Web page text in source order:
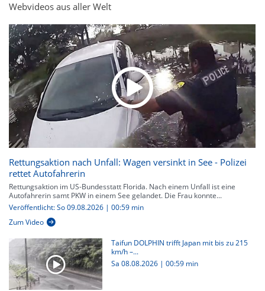
Webvideos aus aller Welt
Rettungsaktion nach Unfall: Wagen versinkt in See - Polizei
rettet Autofahrerin
Rettungsaktion im US-Bundesstatt Florida. Nach einem Unfall ist eine
Autofahrerin samt PKW in einem See gelandet. Die Frau konnte...
Veröffentlicht: So 09.08.2026 | 00:59 min
Zum Video
Taifun DOLPHIN trifft Japan mit bis zu 215
km/h –...
Sa 08.08.2026 | 00:59 min